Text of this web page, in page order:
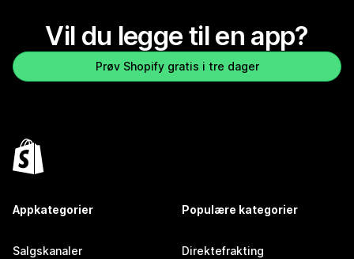
Vil du legge til en app?
Prøv Shopify gratis i tre dager
Appkategorier
Salgskanaler
Populære kategorier
Direktefrakting